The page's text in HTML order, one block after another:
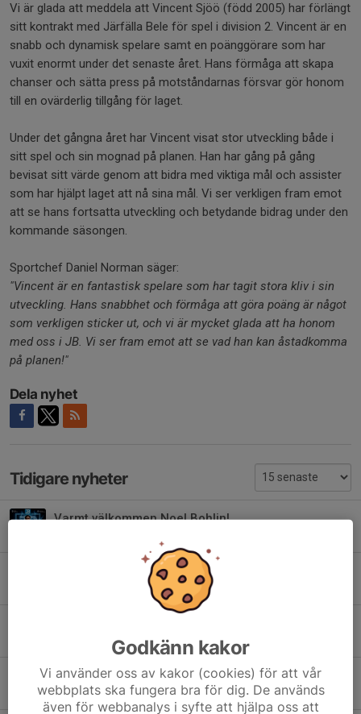
Vi är glada att meddela att Vincent Sjöö (född 2005) har förlängt
sitt kontrakt med Järfälla Bele för spel i division 2. Vincent är en
snabb och dynamisk spelare samt en poänggörare som har
vuxit enormt under det senaste året. Hans förmåga att skapa
chanser och sätta press på motståndarnas försvar gör honom
till en ovärderlig tillgång för laget.
Under det gångna året har Vincent visat stor utveckling både i
sitt spel och sin mognad på planen. Han har gång på gång
bevisat sitt värde genom att bidra med viktiga mål och assister
som har hjälpt laget att nå sina mål. Vi ser verkligen fram emot
att se hans fortsatta utveckling och betydande bidrag under den
kommande säsongen.
Sportchef Daniel Norman säger:
"Vincent är en fantastisk spelare som har tagit stora kliv i sin
utveckling. Hans snabbhet och förmåga att göra poäng är något
som verkligen sticker ut, och vi är mycket glada att ha honom
med oss i JB. Vi ser fram emot att se vad han kan åstadkomma
på planen!"
Dela nyhet
Tidigare nyheter
Varmt välkommen Noel Bohlin!
Provträning - Järfälla Bele JAS - Säsongen 26/27
0
22 mar, 22:55 0
JÄRFÄLLA BELE JAS ÄR KLARA FÖR JUNIOR-SM!
17 mar, 20:32 2
Godkänn kakor
Vi använder oss av kakor (cookies) för att vår
webbplats ska fungera bra för dig. De används
även för webbanalys i syfte att hjälpa oss att